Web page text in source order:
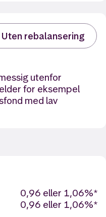
Uten rebalansering
utenfor
for eksempel
med lav
0,96 eller 1,06%*
0,96 eller 1,06%*